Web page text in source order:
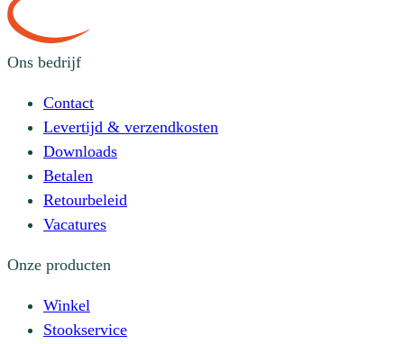
Ons bedrijf
Contact
Levertijd & verzendkosten
Downloads
Betalen
Retourbeleid
Vacatures
Onze producten
Winkel
Stookservice